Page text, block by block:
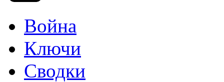
Война
Ключи
Сводки